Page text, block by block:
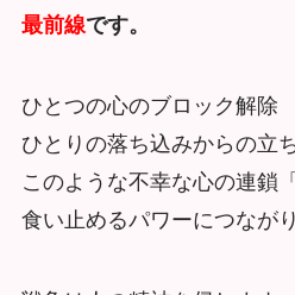
最前線です。
ひとつの心のブロック解除
ひとりの落ち込みからの立
このような不幸な心の連鎖
食い止めるパワーにつなが